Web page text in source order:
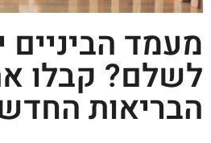
מעמד הביניים
לשלם? קבלו
הבריאות